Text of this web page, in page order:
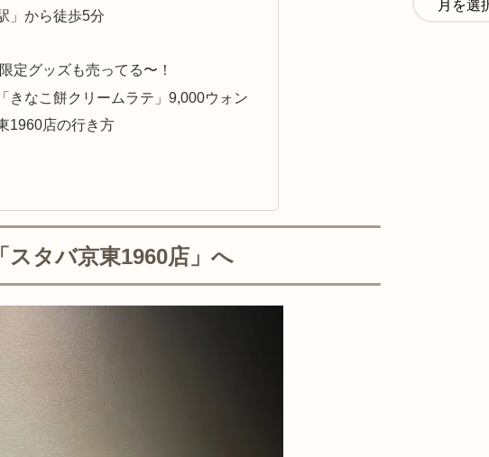
」から徒歩5分
定グッズも売ってる〜！
きなこ餅クリームラテ」9,000ウォン
1960店の行き方
タバ京東1960店」へ